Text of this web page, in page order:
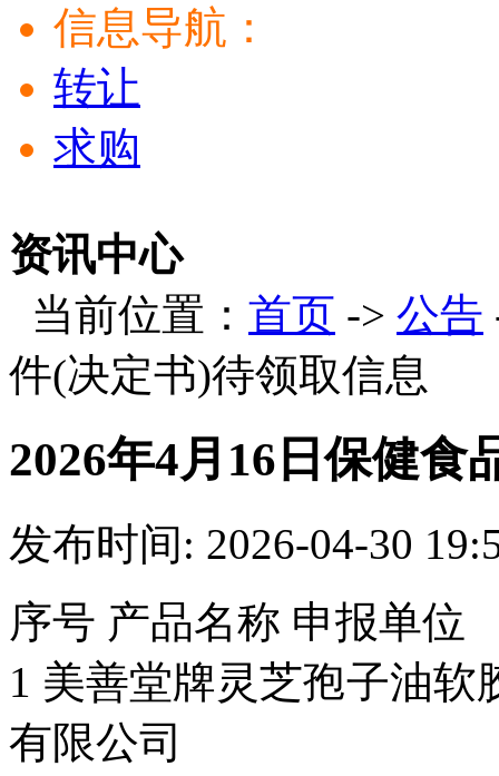
信息导航：
转让
求购
资讯中心
当前位置： 首页 -> 公告
件(决定书)待领取信息
2026年4月16日保健食
发布时间: 2026-04-30
序号 产品名称 申报单位
1 美善堂牌灵芝孢子油
有限公司